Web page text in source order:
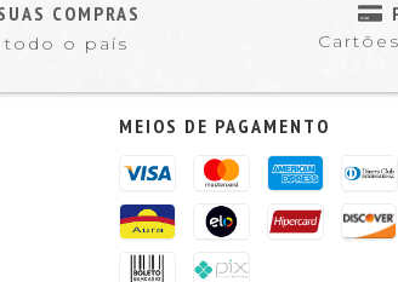
COMPRAS
todo o país
MEIOS DE PAGAMENTO